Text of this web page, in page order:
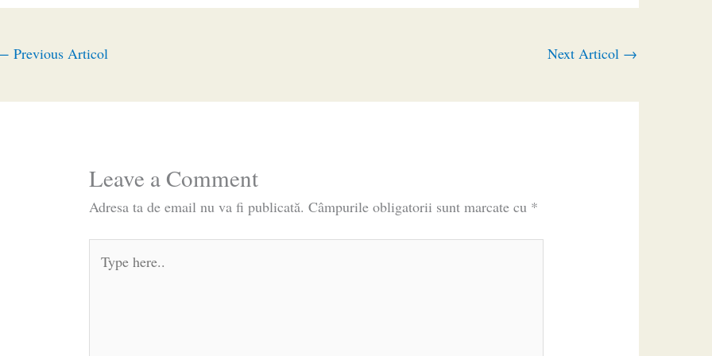
Previous Articol Next Articol →
Leave a Comment
Adresa ta de email nu va fi publicată. Câmpurile obligatorii sunt marcate cu *
here..